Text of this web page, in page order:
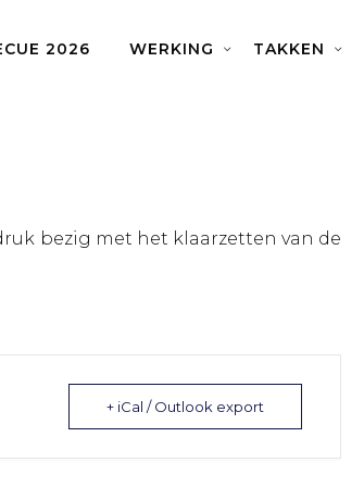
2026 WERKING TAKKEN
bezig met het klaarzetten van de
+ iCal / Outlook export